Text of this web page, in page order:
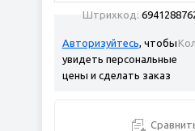
Штрихкод:
Авторизуйтесь, чтобы
увидеть персональные
цены и сделать заказ